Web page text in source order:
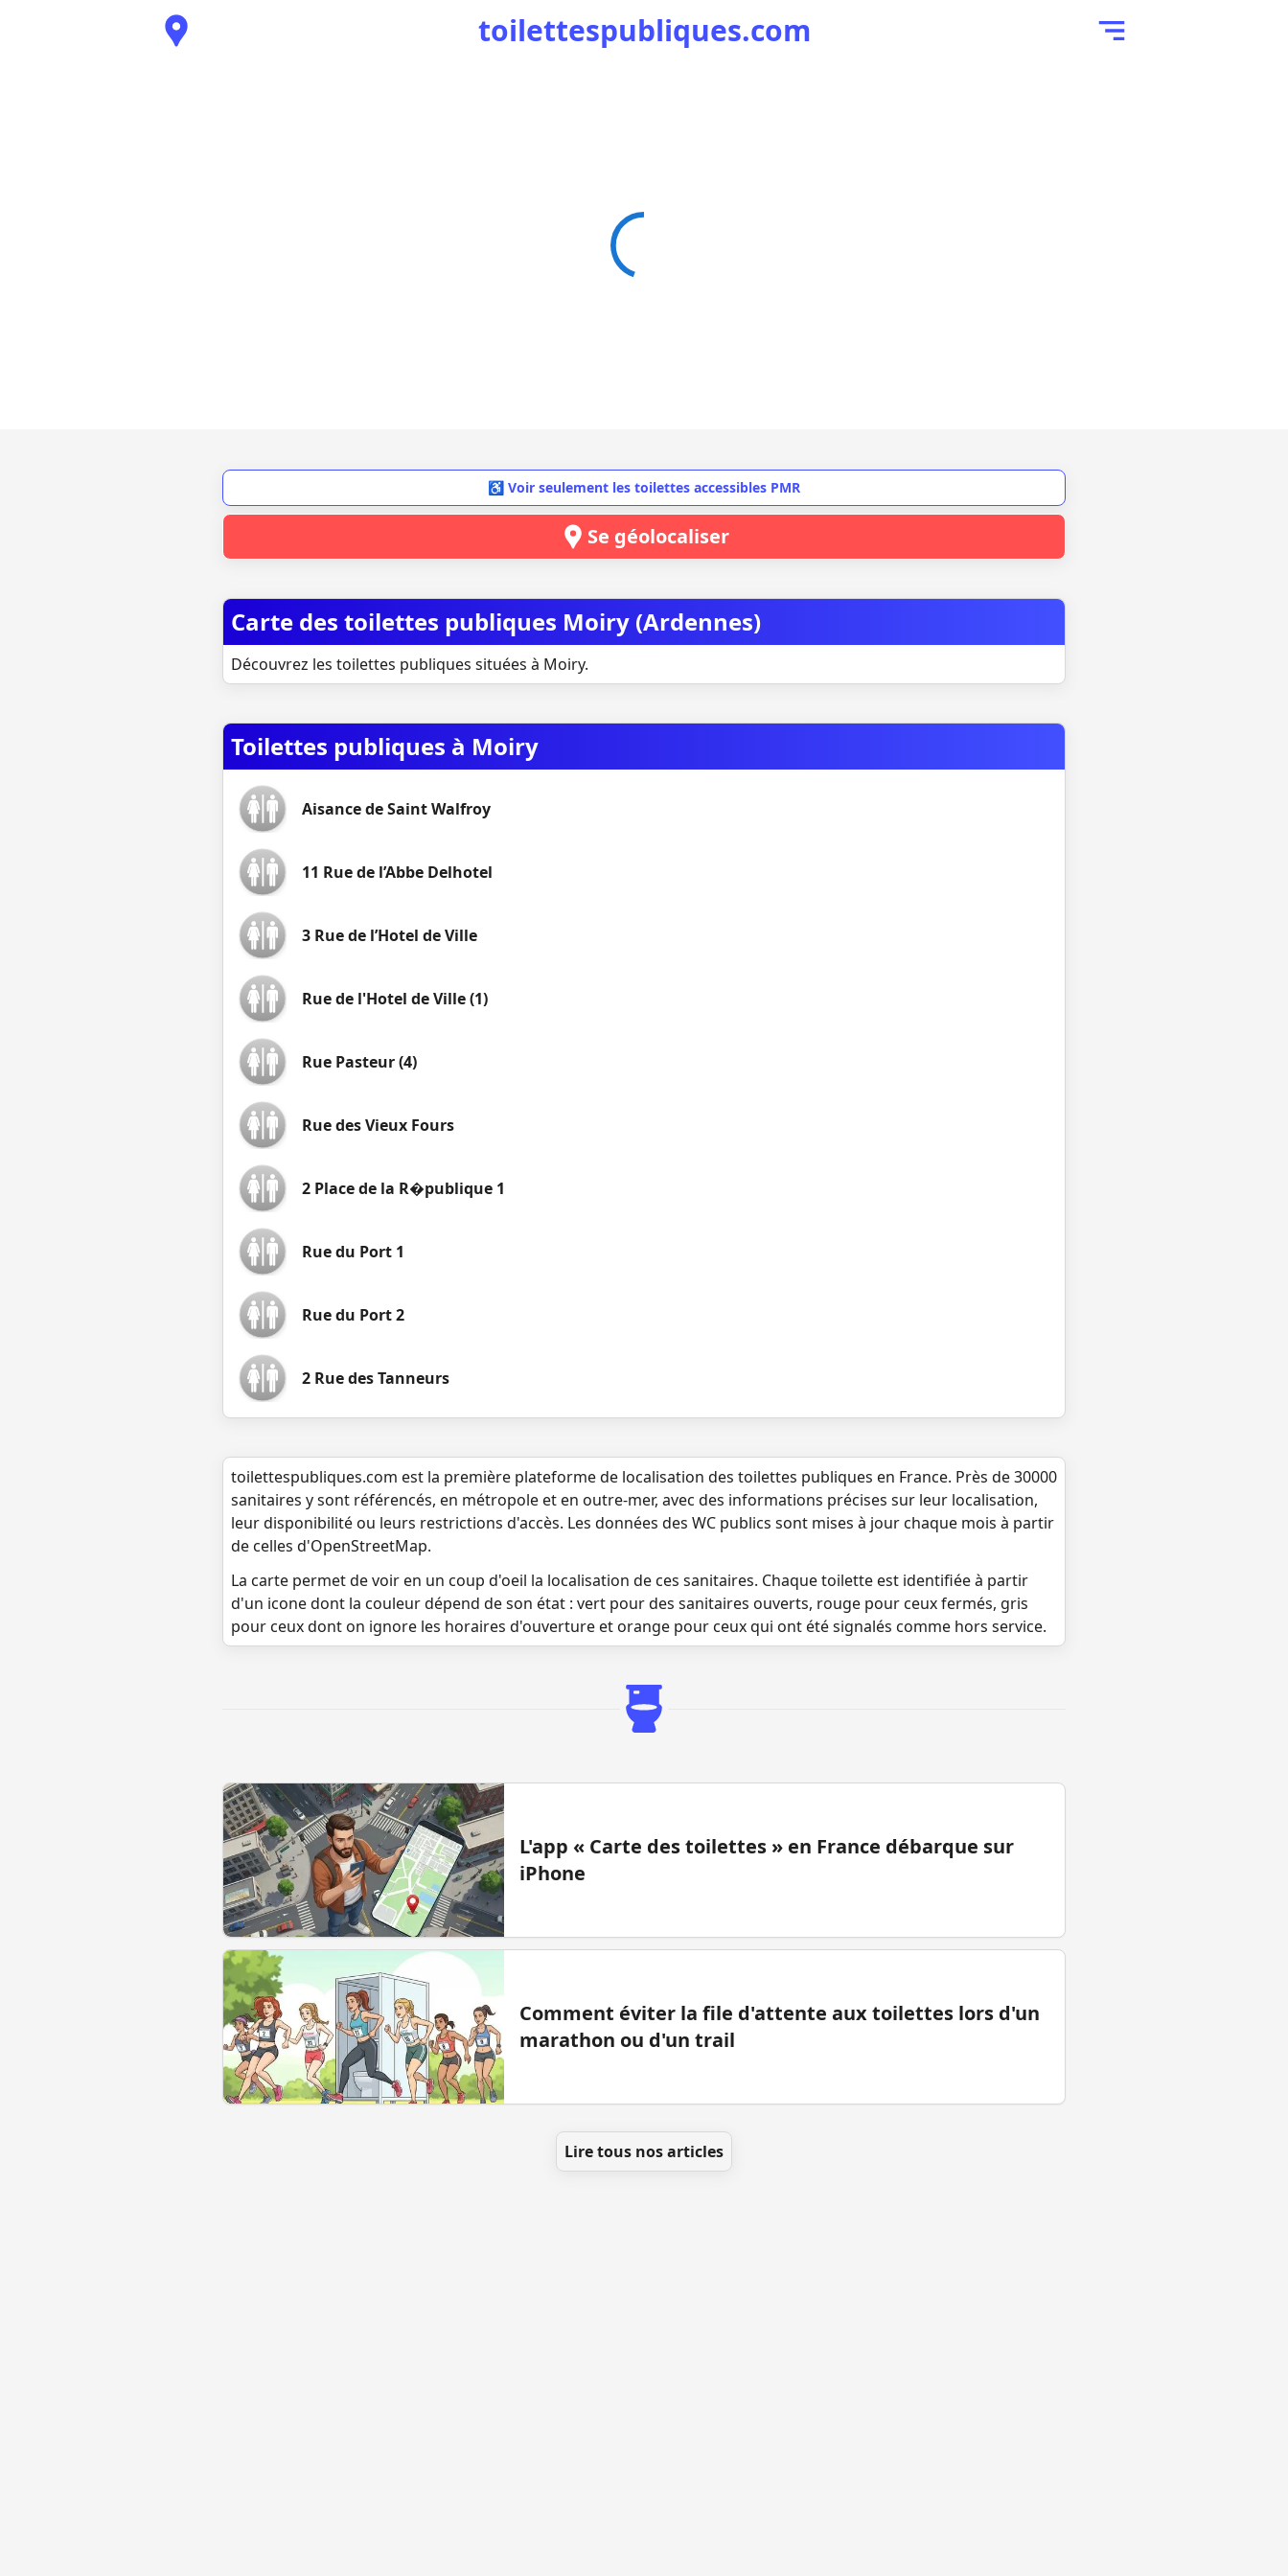
toilettespubliques.com
♿ Voir seulement les toilettes accessibles PMR
Se géolocaliser
Carte des toilettes publiques Moiry (Ardennes)
Découvrez les toilettes publiques situées à Moiry.
Toilettes publiques à Moiry
Aisance de Saint Walfroy
11 Rue de l’Abbe Delhotel
3 Rue de l’Hotel de Ville
Rue de l'Hotel de Ville (1)
Rue Pasteur (4)
Rue des Vieux Fours
2 Place de la R�publique 1
Rue du Port 1
Rue du Port 2
2 Rue des Tanneurs
toilettespubliques.com est la première plateforme de localisation des toilettes publiques en France. Près de 30000
sanitaires y sont référencés, en métropole et en outre-mer, avec des informations précises sur leur localisation,
leur disponibilité ou leurs restrictions d'accès. Les données des WC publics sont mises à jour chaque mois à partir
de celles d'OpenStreetMap.
La carte permet de voir en un coup d'oeil la localisation de ces sanitaires. Chaque toilette est identifiée à partir
d'un icone dont la couleur dépend de son état : vert pour des sanitaires ouverts, rouge pour ceux fermés, gris
pour ceux dont on ignore les horaires d'ouverture et orange pour ceux qui ont été signalés comme hors service.
L'app « Carte des toilettes » en France débarque sur
iPhone
Comment éviter la file d'attente aux toilettes lors d'un
marathon ou d'un trail
Lire tous nos articles